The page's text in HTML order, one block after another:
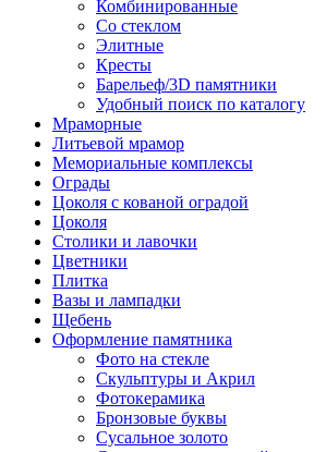
Комбинированные
Со стеклом
Элитные
Кресты
Барельеф/3D памятники
Удобный поиск по каталогу
Мраморные
Литьевой мрамор
Мемориальные комплексы
Ограды
Цоколя с кованой оградой
Цоколя
Столики и лавочки
Цветники
Плитка
Вазы и лампадки
Щебень
Оформление памятника
Фото на стекле
Скульптуры и Акрил
Фотокерамика
Бронзовые буквы
Сусальное золото